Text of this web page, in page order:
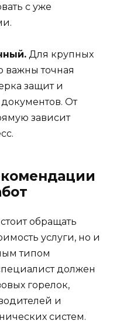
с уже
Для крупных
важны точная
защит и
От
зависит
обращать
услуги, но и
типом
должен
горелок,
и
систем.